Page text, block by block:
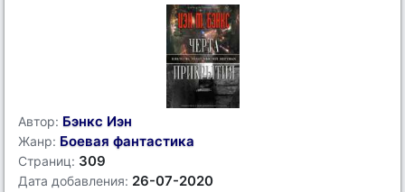
Автор: Бэнкс Иэн
Жанр: Боевая фантастика
Страниц: 309
Дата добавления: 26-07-2020